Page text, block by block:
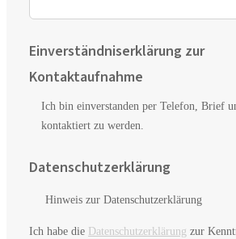
Einverständniserklärung zur
Kontaktaufnahme
Ich bin einverstanden per Telefon, Brief
kontaktiert zu werden.
Datenschutzerklärung
Hinweis zur Datenschutzerklärung
Ich habe die Datenschutzerklärung zur